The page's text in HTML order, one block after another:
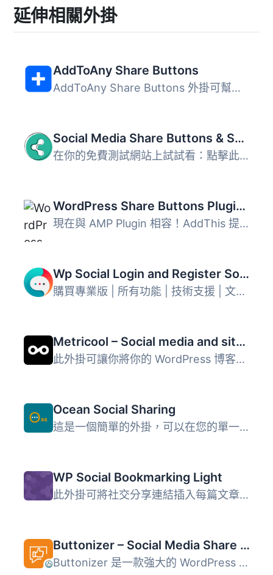
延伸相關外掛
AddToAny Share Buttons
AddToAny Share Buttons 外掛可幫助使用者輕鬆分享網站內容至...
Social Media Share Buttons & Social Sharing Icons
在你的免費測試網站上試試看：點擊此處 => https://tastewp.c...
WordPress Share Buttons Plugin – AddThis
現在與 AMP Plugin 相容！AddThis 提供的免費 WordPress Shar...
Wp Social Login and Register Social Counter
購買專業版 | 所有功能 | 技術支援 | 文件 | 視頻教程 | 建...
Metricool – Social media and site statistics
此外掛可讓你將你的 WordPress 博客或網站與 Metricool 連接...
Ocean Social Sharing
這是一個簡單的外掛，可以在您的單一博客文章中添加社交分享...
WP Social Bookmarking Light
此外掛可將社交分享連結插入每篇文章的頂部或底部。 對於主題...
Buttonizer – Social Media Share Buttons, Social Icons, & Social Feeds
Buttonizer 是一款強大的 WordPress 外掛，能夠創建浮動的社...